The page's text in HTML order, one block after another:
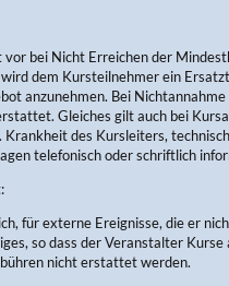
bei Nicht Erreichen der
dem Kursteilnehmer ein
anzunehmen. Bei
Gleiches gilt auch bei
des Kursleiters,
telefonisch oder schriftlich
für externe Ereignisse, die er
so dass der Veranstalter Kurse
nicht erstattet werden.